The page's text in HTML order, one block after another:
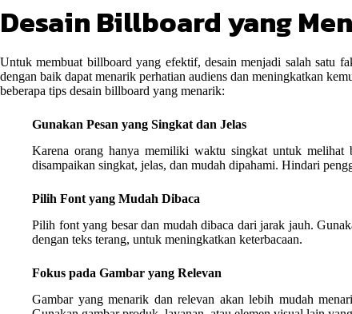
Desain Billboard yang
Untuk membuat billboard yang efektif, desain menjadi salah satu
dengan baik dapat menarik perhatian audiens dan meningkatkan
beberapa tips desain billboard yang menarik:
Gunakan Pesan yang Singkat dan Jelas
Karena orang hanya memiliki waktu singkat untuk melihat
disampaikan singkat, jelas, dan mudah dipahami. Hindari
Pilih Font yang Mudah Dibaca
Pilih font yang besar dan mudah dibaca dari jarak jauh.
dengan teks terang, untuk meningkatkan keterbacaan.
Fokus pada Gambar yang Relevan
Gambar yang menarik dan relevan akan lebih mudah